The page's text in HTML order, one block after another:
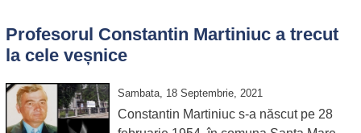
Profesorul Constantin Martiniuc a trecut
la cele veșnice
Sambata, 18 Septembrie, 2021
Constantin Martiniuc s-a născut pe 28